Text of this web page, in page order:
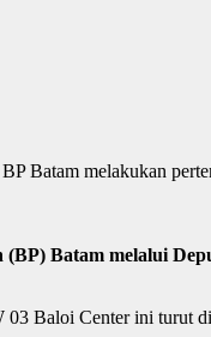
Batam melakukan
(BP) Batam melalui
03 Baloi Center ini turut